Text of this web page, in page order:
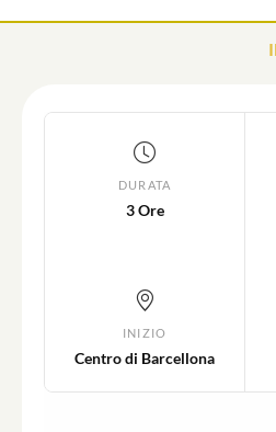
DURATA
3 Ore
INIZIO
Centro di Barcellona